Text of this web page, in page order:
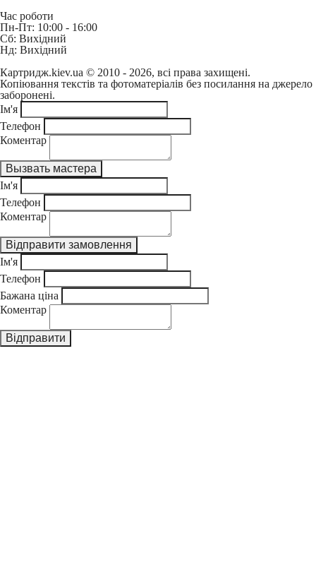
Час роботи
Пн-Пт: 10:00 - 16:00
Сб: Вихідний
Нд: Вихідний
Картридж.kiev.ua © 2010 - 2026, всі права захищені.
Копіювання текстів та фотоматеріалів без посилання на джерело
заборонені.
Ім'я
Телефон
Коментар
Ім'я
Телефон
Коментар
Ім'я
Телефон
Бажана ціна
Коментар